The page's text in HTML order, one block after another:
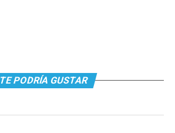
TE PODRÍA GUSTAR